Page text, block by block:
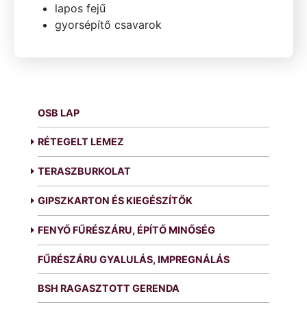
OSB LAP
RÉTEGELT LEMEZ
TERASZBURKOLAT
GIPSZKARTON ÉS KIEGÉSZÍTŐK
FENYŐ FŰRÉSZÁRU, ÉPÍTŐ MINŐSÉG
FŰRÉSZÁRU GYALULÁS, IMPREGNÁLÁS
BSH RAGASZTOTT GERENDA
lapos fejű
gyorsépítő csavarok